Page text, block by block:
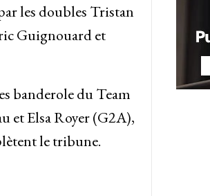
les doubles Tristan
Guignouard et
banderole du Team
et Elsa Royer (G2A),
le tribune.